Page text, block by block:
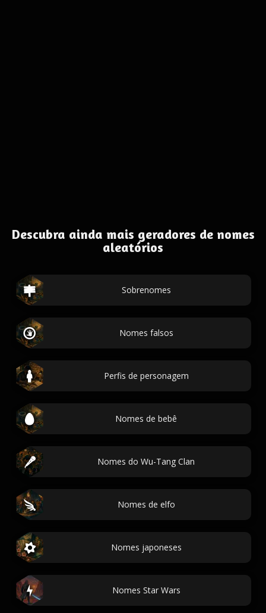
Descubra ainda mais geradores de nomes
aleatórios
Sobrenomes
Nomes falsos
Perfis de personagem
Nomes de bebê
Nomes do Wu-Tang Clan
Nomes de elfo
Nomes japoneses
Nomes Star Wars